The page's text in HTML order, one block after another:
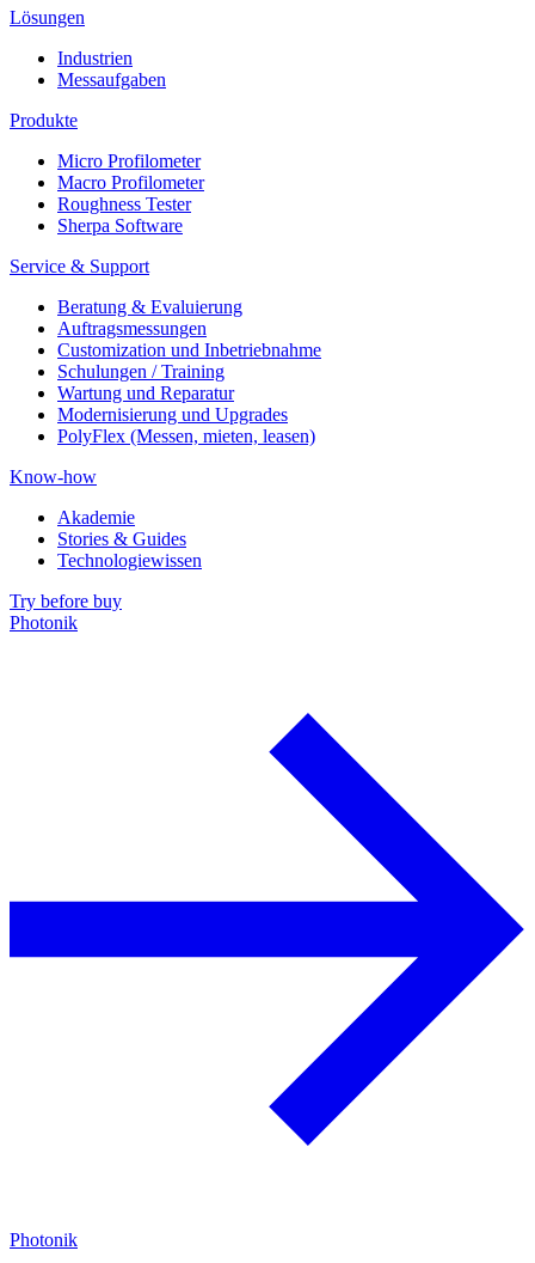
Lösungen
Industrien
Messaufgaben
Produkte
Micro Profilometer
Macro Profilometer
Roughness Tester
Sherpa Software
Service & Support
Beratung & Evaluierung
Auftragsmessungen
Customization und Inbetriebnahme
Schulungen / Training
Wartung und Reparatur
Modernisierung und Upgrades
PolyFlex (Messen, mieten, leasen)
Know-how
Akademie
Stories & Guides
Technologiewissen
Try before buy
Photonik
Photonik